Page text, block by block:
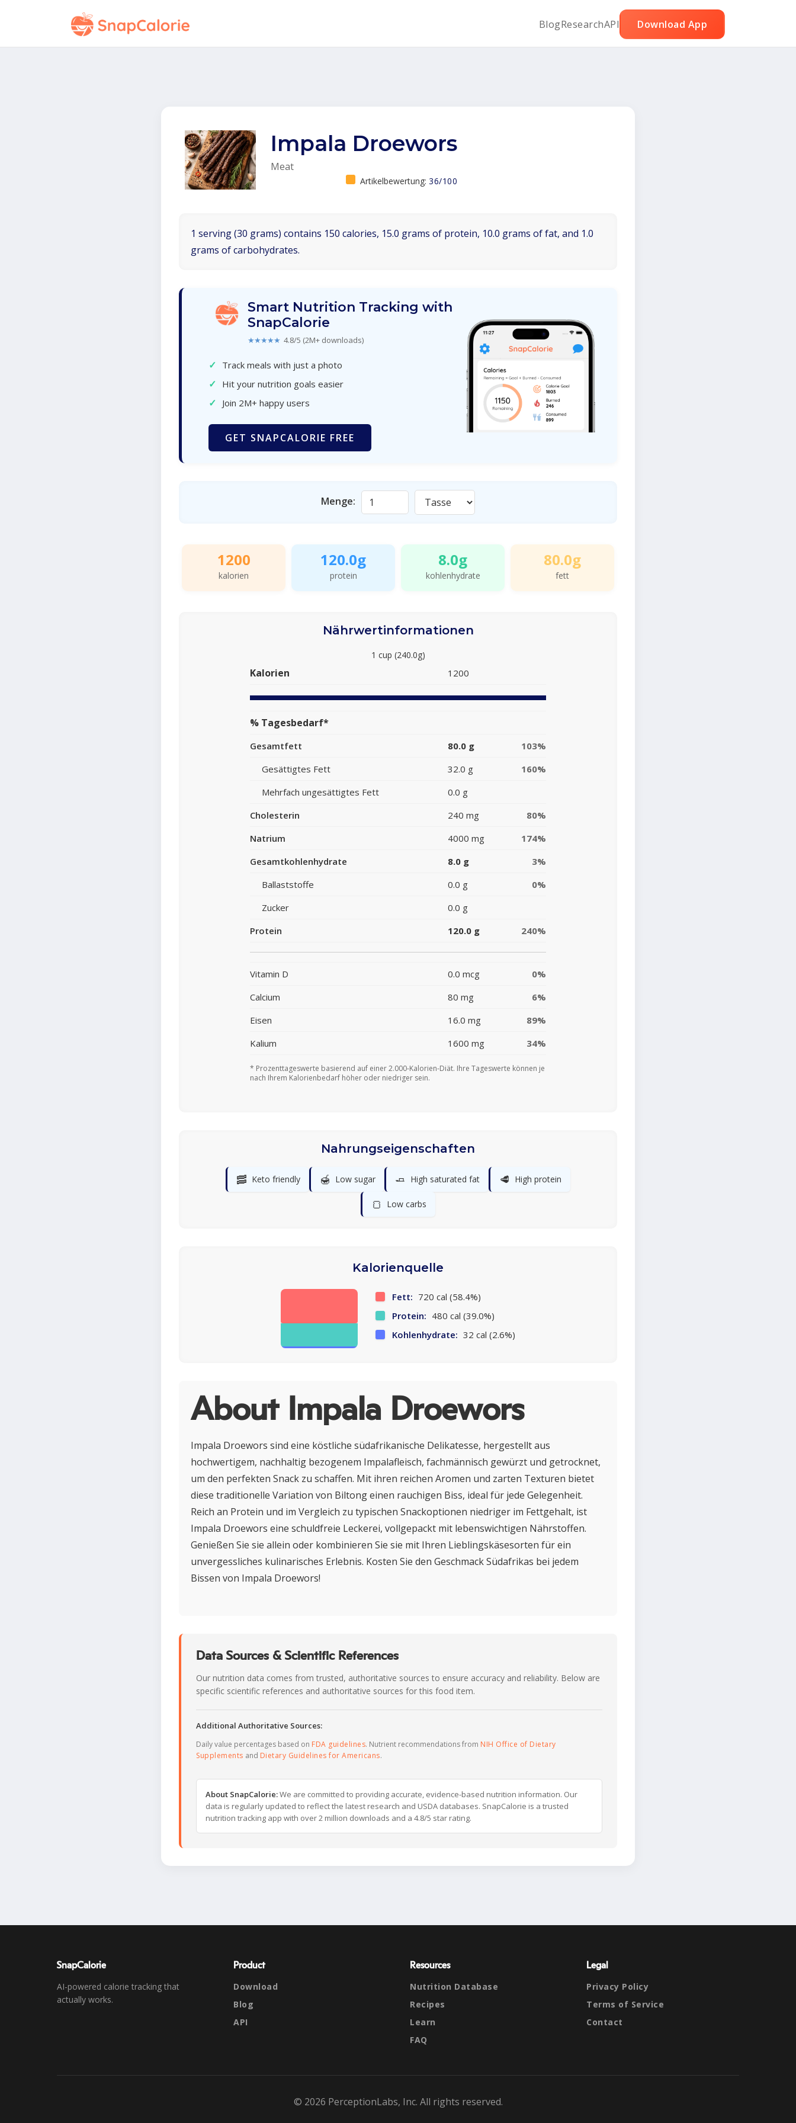
BlogResearchAPI Download App
Impala Droewors
Meat
Artikelbewertung: 36/100
1 serving (30 grams) contains 150 calories, 15.0 grams of protein, 10.0 grams of fat, and 1.0
grams of carbohydrates.
Smart Nutrition Tracking with
SnapCalorie
★★★★★ 4.8/5 (2M+ downloads)
✓ Track meals with just a photo
✓ Hit your nutrition goals easier
✓ Join 2M+ happy users
GET SNAPCALORIE FREE
Menge:
1200
kalorien
120.0g
protein
8.0g
kohlenhydrate
80.0g
fett
Nährwertinformationen
1 cup (240.0g)
Kalorien 1200
% Tagesbedarf*
Gesamtfett 80.0 g
103%
Gesättigtes Fett
32.0 g
160%
Mehrfach ungesättigtes Fett
0.0 g
Cholesterin
240 mg
80%
Natrium
4000 mg
174%
Gesamtkohlenhydrate
8.0 g
3%
Ballaststoffe
0.0 g
0%
Zucker
0.0 g
Protein
120.0 g 240%
Vitamin D 0.0 mcg
0%
Calcium
80 mg
6%
Eisen
16.0 mg
89%
Kalium
1600 mg 34%
* Prozenttageswerte basierend auf einer 2.000-Kalorien-Diät. Ihre Tageswerte können je
nach Ihrem Kalorienbedarf höher oder niedriger sein.
Nahrungseigenschaften
🥓 Keto friendly 🍯 Low sugar 🧈 High saturated fat 🥩 High protein
🍞 Low carbs
Kalorienquelle
Fett: 720 cal (58.4%)
Protein: 480 cal (39.0%)
Kohlenhydrate: 32 cal (2.6%)
About Impala Droewors
Impala Droewors sind eine köstliche südafrikanische Delikatesse, hergestellt aus
hochwertigem, nachhaltig bezogenem Impalafleisch, fachmännisch gewürzt und getrocknet,
um den perfekten Snack zu schaffen. Mit ihren reichen Aromen und zarten Texturen bietet
diese traditionelle Variation von Biltong einen rauchigen Biss, ideal für jede Gelegenheit.
Reich an Protein und im Vergleich zu typischen Snackoptionen niedriger im Fettgehalt, ist
Impala Droewors eine schuldfreie Leckerei, vollgepackt mit lebenswichtigen Nährstoffen.
Genießen Sie sie allein oder kombinieren Sie sie mit Ihren Lieblingskäsesorten für ein
unvergessliches kulinarisches Erlebnis. Kosten Sie den Geschmack Südafrikas bei jedem
Bissen von Impala Droewors!
Data Sources & Scientific References
Our nutrition data comes from trusted, authoritative sources to ensure accuracy and reliability. Below are
specific scientific references and authoritative sources for this food item.
Additional Authoritative Sources:
Daily value percentages based on FDA guidelines. Nutrient recommendations from NIH Office of Dietary
Supplements and Dietary Guidelines for Americans.
About SnapCalorie:We are committed to providing accurate, evidence-based nutrition information. Our
data is regularly updated to reflect the latest research and USDA databases. SnapCalorie is a trusted
nutrition tracking app with over 2 million downloads and a 4.8/5 star rating.
SnapCalorie
AI-powered calorie tracking that
actually works.
Product
Download
Blog
API
Resources
Nutrition Database
Recipes
Learn
FAQ
Legal
Privacy Policy
Terms of Service
Contact
© 2026 PerceptionLabs, Inc. All rights reserved.